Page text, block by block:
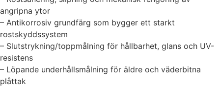
angripna ytor
– Antikorrosiv grundfärg som bygger ett starkt
rostskyddssystem
– Slutstrykning/toppmålning för hållbarhet, glans och UV-
resistens
– Löpande underhållsmålning för äldre och väderbitna
plåttak